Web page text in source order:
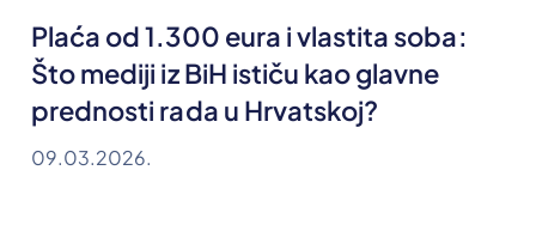
Plaća od 1.300 eura i vlastita soba:
Što mediji iz BiH ističu kao glavne
prednosti rada u Hrvatskoj?
09.03.2026.